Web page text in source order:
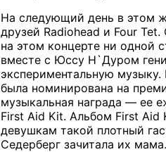
На следующий день в этом
друзей Radiohead и Four
на этом концерте ни одной
вместе с Юссу Н`Дуром
экспериментальную
была номинирована на
музыкальная награда — ее
First Aid Kit. Альбом First Aid
девушкам такой плотный
Седерберг зачитала их мама.